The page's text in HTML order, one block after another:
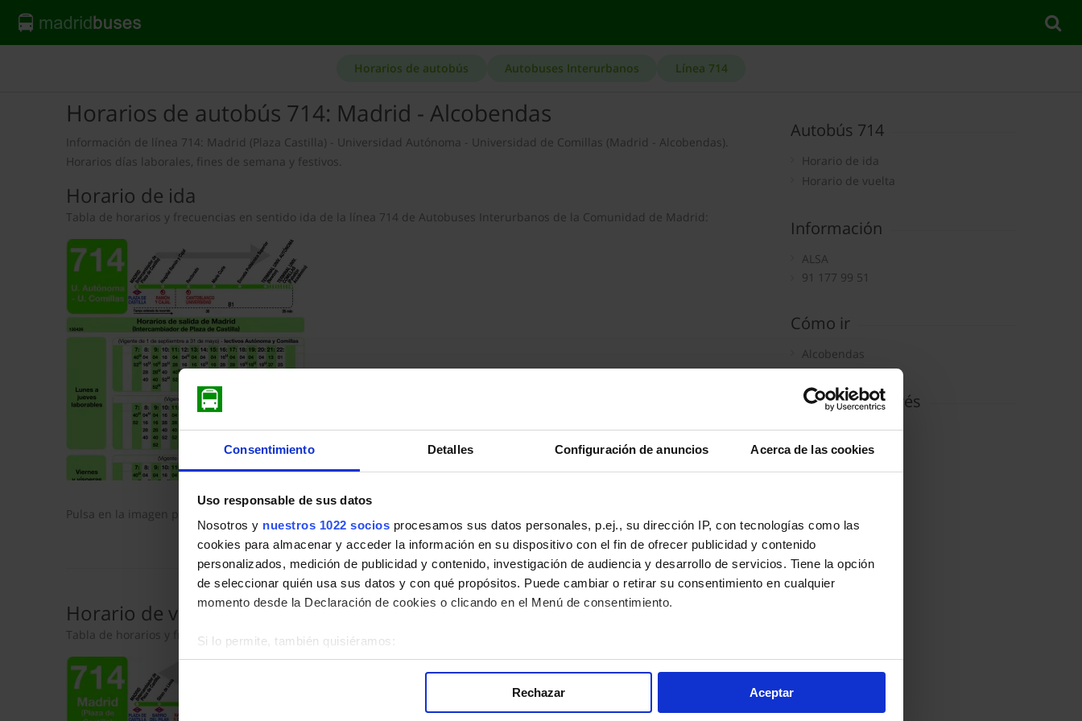
Consentimiento Detalles Configuración de anuncios Acerca de las cookies
Uso responsable de sus datos
Nosotros y nuestros 1022 socios procesamos sus datos personales, p.ej., su dirección IP, con tecnologías como las
cookies para almacenar y acceder la información en su dispositivo con el fin de ofrecer publicidad y contenido
personalizados, medición de publicidad y contenido, investigación de audiencia y desarrollo de servicios. Tiene la opción
de seleccionar quién usa sus datos y con qué propósitos. Puede cambiar o retirar su consentimiento en cualquier
momento desde la Declaración de cookies o clicando en el Menú de consentimiento.
Si lo permite, también quisiéramos:
Recopilar información sobre su ubicación geográfica que puede tener una precisión de varios metros
Identificar su dispositivo analizándolo activamente para buscar características específicas (huellas digitales)
Obtenga más información sobre cómo se procesan sus datos personales y establezca sus preferencias en la
. Puede cambiar o retirar su consentimiento en cualquier momento en la Declaración de cookies.
Rechazar Aceptar
Horarios de autobús Autobuses Interurbanos Línea 714
Horarios de autobús 714: Madrid - Alcobendas
Información de línea 714: Madrid (Plaza Castilla) - Universidad Autónoma - Universidad de Comillas (Madrid - Alcobendas).
Horarios días laborales, fines de semana y festivos.
Horario de ida
Tabla de horarios y frecuencias en sentido ida de la línea 714 de Autobuses Interurbanos de la Comunidad de Madrid:
Pulsa en la imagen para mostrar el
Horario de vuelta
Tabla de horarios y frecuencias en sentido vuelta de la línea 714 de Autobuses Interurbanos de la Comunidad de Madrid:
Autobús 714
Horario de ida
Horario de vuelta
Información
ALSA
91 177 99 51
Cómo ir
Alcobendas
Puntos de interés
Plaza Castilla